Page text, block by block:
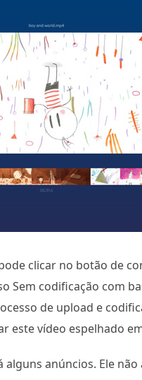
clicar no botão de
codificação com
de upload e
este vídeo espelhado
anúncios. Ele